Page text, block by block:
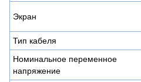
Экран
Тип кабеля
Номинальное переменное
напряжение